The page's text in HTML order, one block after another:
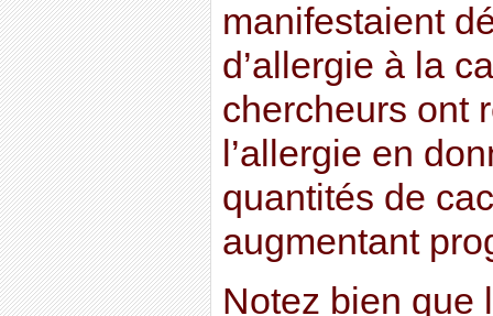
manifestaient
d’allergie à la
chercheurs ont
l’allergie en
quantités de
augmentant
Notez bien que